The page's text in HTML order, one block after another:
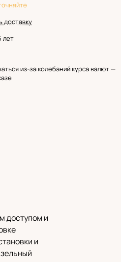
доставку
лет
из-за колебаний курса валют —
доступом и
и